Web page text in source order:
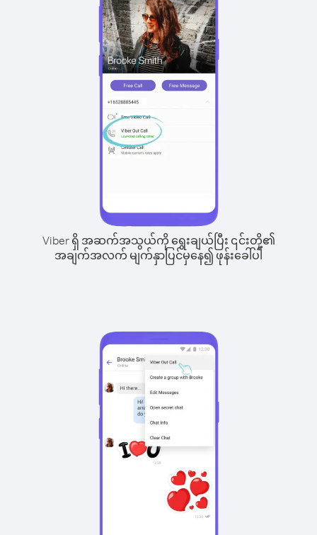
Viber ရှိ အဆက်အသွယ်ကို ရွေးချယ်ပြီး ၎င်းတို့၏
အချက်အလက် မျက်နှာပြင်မှနေ၍ ဖုန်းခေါ်ပါ